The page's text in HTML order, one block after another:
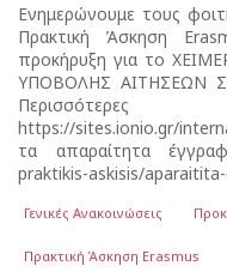
Ενημερώνουμε τους
Πρακτική Άσκηση
προκήρυξη για το
ΥΠΟΒΟΛΗΣ ΑΙΤΗΣΕΩΝ
https://sites.ionio.gr/
τα απαραίτητα
praktikis-askisis/
Γενικές Ανακοινώσεις
Πρακτική Άσκηση Erasmus